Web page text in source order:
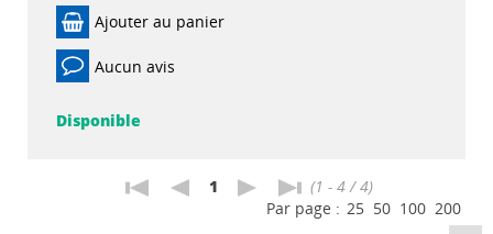
Ajouter au panier
Aucun avis
Disponible
1
(1 - 4 / 4)
Par page : 25 50 100 200